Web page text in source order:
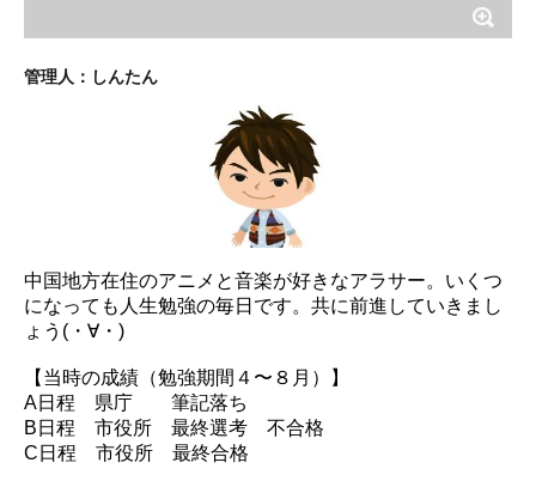
管理人：しんたん
中国地方在住のアニメと音楽が好きなアラサー。いくつ
になっても人生勉強の毎日です。共に前進していきまし
ょう(・∀・)
【当時の成績（勉強期間４〜８月）】
A日程 県庁 筆記落ち
B日程 市役所 最終選考 不合格
C日程 市役所 最終合格